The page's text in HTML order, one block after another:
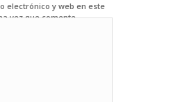
electrónico y web en este
vez que comente.